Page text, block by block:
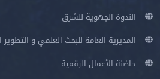
الندوة الجهوية للشرق
المديرية العامة للبحث العلمي و
حاضنة الأعمال الرقمية